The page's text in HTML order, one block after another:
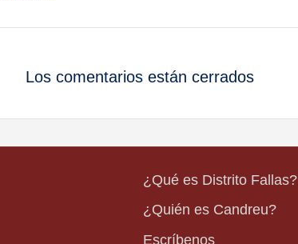
Los comentarios están cerrados
¿Qué es Distrito Fallas?
¿Quién es Candreu?
Escríbenos